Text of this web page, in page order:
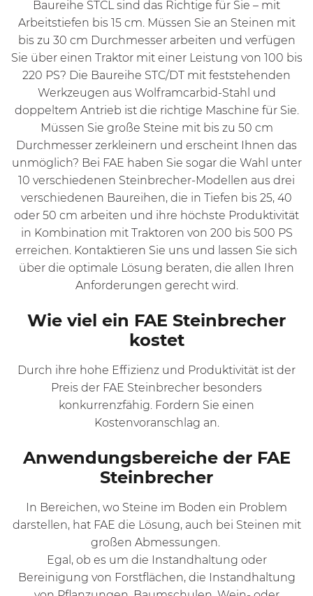
Baureihe STCL sind das Richtige für Sie – mit
Arbeitstiefen bis 15 cm. Müssen Sie an Steinen mit
bis zu 30 cm Durchmesser arbeiten und verfügen
Sie über einen Traktor mit einer Leistung von 100 bis
220 PS? Die Baureihe STC/DT mit feststehenden
Werkzeugen aus Wolframcarbid-Stahl und
doppeltem Antrieb ist die richtige Maschine für Sie.
Müssen Sie große Steine mit bis zu 50 cm
Durchmesser zerkleinern und erscheint Ihnen das
unmöglich? Bei FAE haben Sie sogar die Wahl unter
10 verschiedenen Steinbrecher-Modellen aus drei
verschiedenen Baureihen, die in Tiefen bis 25, 40
oder 50 cm arbeiten und ihre höchste Produktivität
in Kombination mit Traktoren von 200 bis 500 PS
erreichen. Kontaktieren Sie uns und lassen Sie sich
über die optimale Lösung beraten, die allen Ihren
Anforderungen gerecht wird.
Wie viel ein FAE Steinbrecher
kostet
Durch ihre hohe Effizienz und Produktivität ist der
Preis der FAE Steinbrecher besonders
konkurrenzfähig. Fordern Sie einen
Kostenvoranschlag an.
Anwendungsbereiche der FAE
Steinbrecher
In Bereichen, wo Steine im Boden ein Problem
darstellen, hat FAE die Lösung, auch bei Steinen mit
großen Abmessungen.
Egal, ob es um die Instandhaltung oder
Bereinigung von Forstflächen, die Instandhaltung